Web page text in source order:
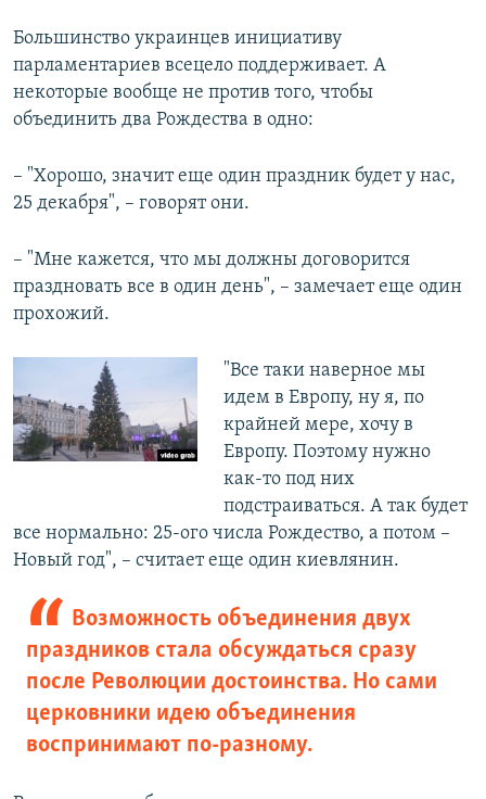
Большинство украинцев инициативу
парламентариев всецело поддерживает. А
некоторые вообще не против того, чтобы
объединить два Рождества в одно:
– "Хорошо, значит еще один праздник будет у нас,
25 декабря", – говорят они.
– "Мне кажется, что мы должны договорится
праздновать все в один день", – замечает еще один
прохожий.
"Все таки наверное мы
идем в Европу, ну я, по
крайней мере, хочу в
Европу. Поэтому нужно
как-то под них
подстраиваться. А так будет
все нормально: 25-ого числа Рождество, а потом –
Новый год", – считает еще один киевлянин.
Возможность объединения двух
праздников стала обсуждаться сразу
после Революции достоинства. Но сами
церковники идею объединения
воспринимают по-разному.